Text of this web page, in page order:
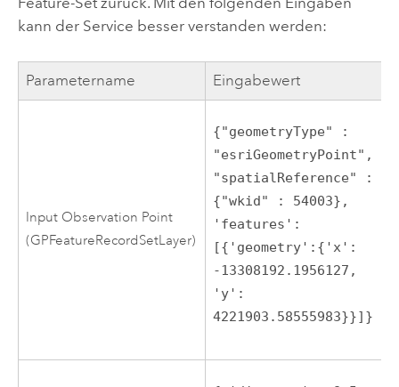
kann der Service besser verstanden werden:
Parametername Eingabewert
Input Observation Point
(GPFeatureRecordSetLayer)
{"geometryType" :
"esriGeometryPoint",
"spatialReference" :
{"wkid" : 54003},
'features':
[{'geometry':{'x':
-13308192.1956127,
'y':
4221903.58555983}}]}